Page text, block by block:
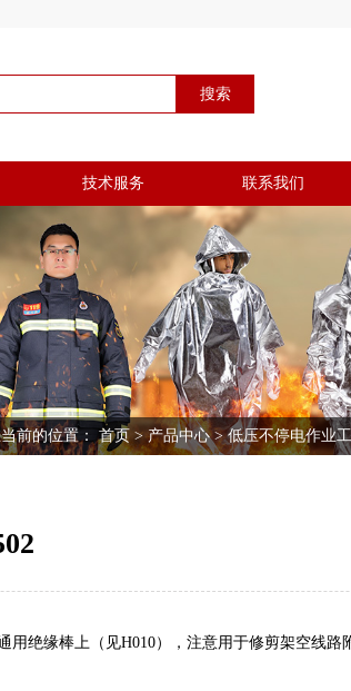
搜索
技术服务 联系我们
前的位置：首页 >产品中心>低压不停电作业
用绝缘棒上（见H010），注意用于修剪架空线路